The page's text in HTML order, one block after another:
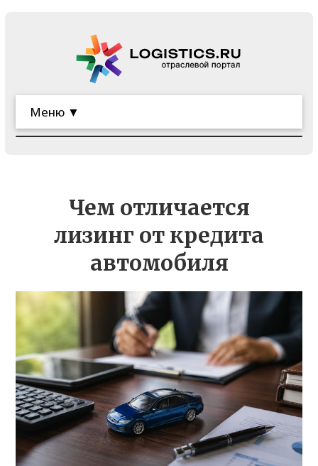
Меню ▼
Чем отличается
лизинг от кредита
автомобиля